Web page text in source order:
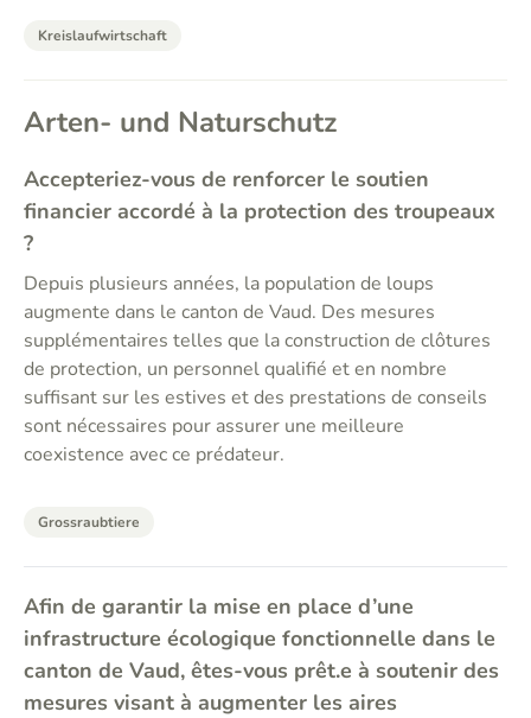
Kreislaufwirtschaft
Arten- und Naturschutz
Accepteriez-vous de renforcer le soutien
financier accordé à la protection des troupeaux
?
Depuis plusieurs années, la population de loups
augmente dans le canton de Vaud. Des mesures
supplémentaires telles que la construction de clôtures
de protection, un personnel qualifié et en nombre
suffisant sur les estives et des prestations de conseils
sont nécessaires pour assurer une meilleure
coexistence avec ce prédateur.
Grossraubtiere
Afin de garantir la mise en place d’une
infrastructure écologique fonctionnelle dans le
canton de Vaud, êtes-vous prêt.e à soutenir des
mesures visant à augmenter les aires